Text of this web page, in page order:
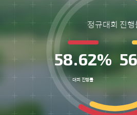
정규대회 진행
58.62%
대회 진행률